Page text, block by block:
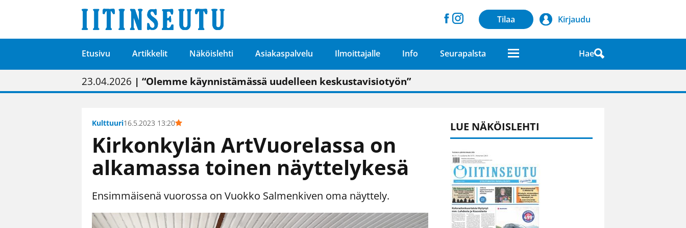
Tilaa Kirjaudu
Etusivu Artikkelit Näköislehti Asiakaspalvelu Ilmoittajalle Info Seurapalsta Hae
01.02.2026 | Painon vaihtumisen pitäisi näkyä hieman parempana painojäljen laatuna lehdessä
05.02.2026 | Uudistettu kunnantalo on valoisa
23.04.2026 | “Olemme käynnistämässä uudelleen keskustavisiotyön”
09.05.2026| "Maalla on totuttu elämään omavaraisemmin kuin kaupungissa"
Kulttuuri16.5.2023 13:20
Kirkonkylän ArtVuorelassa on
alkamassa toinen näyttelykesä
Ensimmäisenä vuorossa on Vuokko Salmenkiven oma näyttely.
LUE NÄKÖISLEHTI